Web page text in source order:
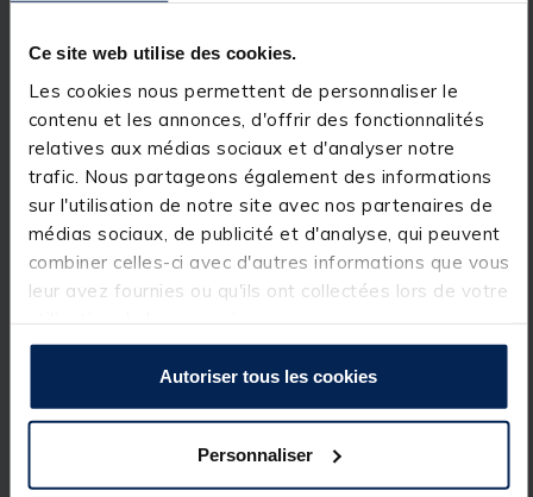
Ce site web utilise des cookies.
Les cookies nous permettent de personnaliser le
contenu et les annonces, d'offrir des fonctionnalités
relatives aux médias sociaux et d'analyser notre
trafic. Nous partageons également des informations
sur l'utilisation de notre site avec nos partenaires de
médias sociaux, de publicité et d'analyse, qui peuvent
combiner celles-ci avec d'autres informations que vous
leur avez fournies ou qu'ils ont collectées lors de votre
Autoriser tous les cookies
Personnaliser
une excellente visibilité, de jour comme de nuit, et
concernée lors d’une touche.
Pour plus de sécurité, le système est également
équipé d’unefonction anti-vol, qui déclenche une
alerte en cas de déplacement anormal de la canne.
volume réglable, garantissant une réception claire
des touches quelles que soient les conditions.
Détails